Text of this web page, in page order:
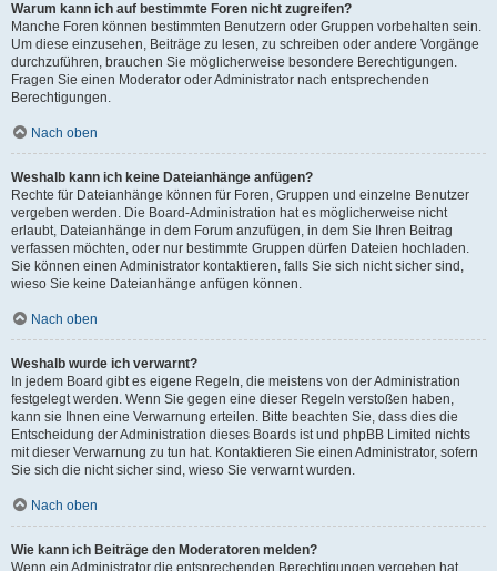
Warum kann ich auf bestimmte Foren nicht zugreifen?
Manche Foren können bestimmten Benutzern oder Gruppen vorbehalten sein.
Um diese einzusehen, Beiträge zu lesen, zu schreiben oder andere Vorgänge
durchzuführen, brauchen Sie möglicherweise besondere Berechtigungen.
Fragen Sie einen Moderator oder Administrator nach entsprechenden
Berechtigungen.
Nach oben
Weshalb kann ich keine Dateianhänge anfügen?
Rechte für Dateianhänge können für Foren, Gruppen und einzelne Benutzer
vergeben werden. Die Board-Administration hat es möglicherweise nicht
erlaubt, Dateianhänge in dem Forum anzufügen, in dem Sie Ihren Beitrag
verfassen möchten, oder nur bestimmte Gruppen dürfen Dateien hochladen.
Sie können einen Administrator kontaktieren, falls Sie sich nicht sicher sind,
wieso Sie keine Dateianhänge anfügen können.
Nach oben
Weshalb wurde ich verwarnt?
In jedem Board gibt es eigene Regeln, die meistens von der Administration
festgelegt werden. Wenn Sie gegen eine dieser Regeln verstoßen haben,
kann sie Ihnen eine Verwarnung erteilen. Bitte beachten Sie, dass dies die
Entscheidung der Administration dieses Boards ist und phpBB Limited nichts
mit dieser Verwarnung zu tun hat. Kontaktieren Sie einen Administrator, sofern
Sie sich die nicht sicher sind, wieso Sie verwarnt wurden.
Nach oben
Wie kann ich Beiträge den Moderatoren melden?
Wenn ein Administrator die entsprechenden Berechtigungen vergeben hat,